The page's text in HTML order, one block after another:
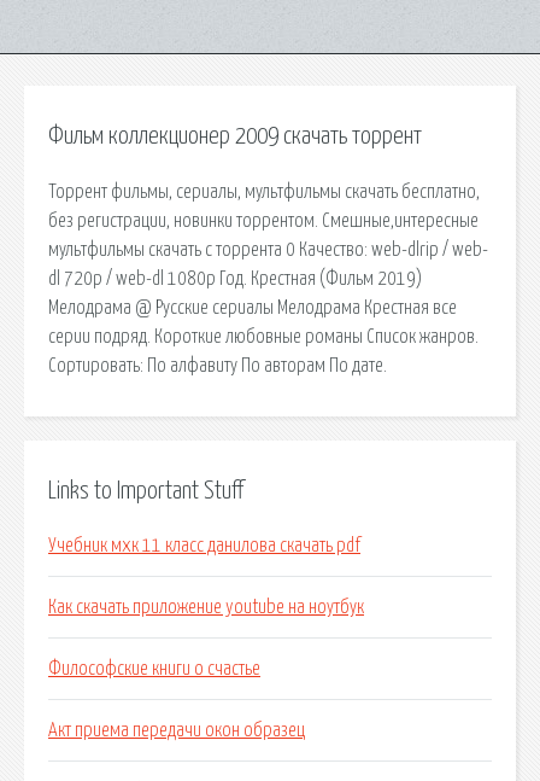
Фильм коллекционер 2009 скачать торрент
Торрент фильмы, сериалы, мультфильмы скачать бесплатно,
без регистрации, новинки торрентом. Смешные,интересные
мультфильмы скачать с торрента 0 Качество: web-dlrip / web-
dl 720p / web-dl 1080p Год. Крестная (Фильм 2019)
Мелодрама @ Русские сериалы Мелодрама Крестная все
серии подряд. Короткие любовные романы Список жанров.
Сортировать: По алфавиту По авторам По дате.
Links to Important Stuff
Учебник мхк 11 класс данилова скачать pdf
Как скачать приложение youtube на ноутбук
Философские книги о счастье
Акт приема передачи окон образец